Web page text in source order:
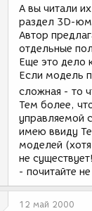
А вы читали
раздел 3D-
Автор
отдельные
Еще это дело
Если модель
сложная - то
Тем более,
управляемой
имею ввиду
моделей
не
- почитайте
12 май 2000